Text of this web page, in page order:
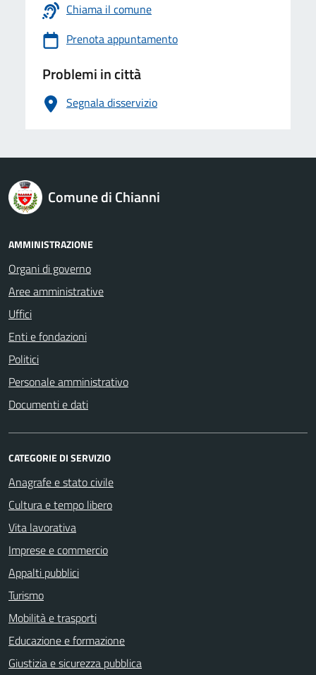
Chiama il comune
Prenota appuntamento
Problemi in città
Segnala disservizio
logo Unione Europea
Comune di Chianni
AMMINISTRAZIONE
Organi di governo
Aree amministrative
Uffici
Enti e fondazioni
Politici
Personale amministrativo
Documenti e dati
CATEGORIE DI SERVIZIO
Anagrafe e stato civile
Cultura e tempo libero
Vita lavorativa
Imprese e commercio
Appalti pubblici
Turismo
Mobilità e trasporti
Educazione e formazione
Giustizia e sicurezza pubblica